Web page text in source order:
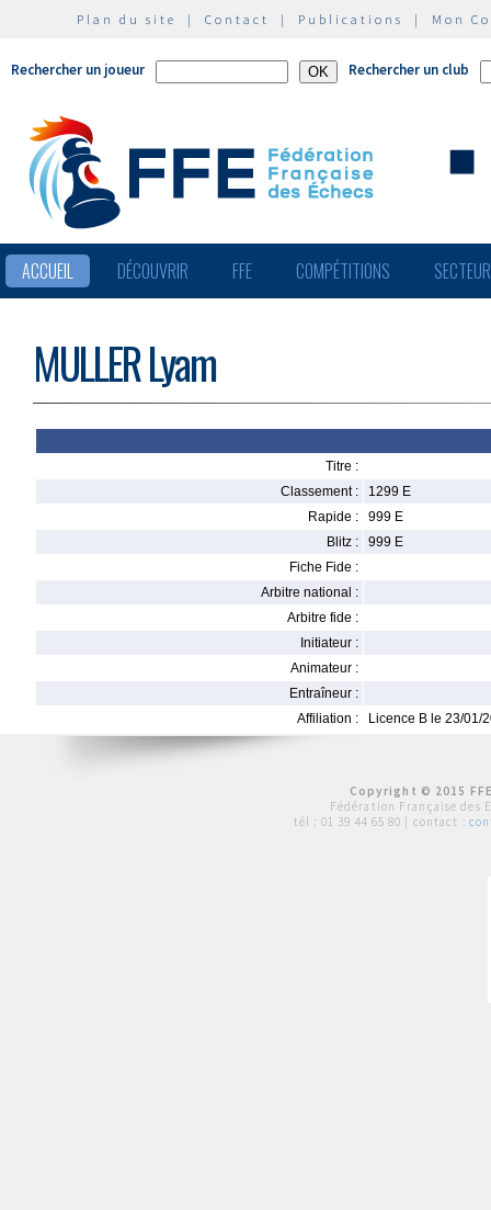
Plan du site | Contact | Publications | Mon
Rechercher un joueur Rechercher un club
ACCUEIL DÉCOUVRIR FFE COMPÉTITIONS
MULLER Lyam
Titre :
Classement :
1299 E
Rapide :
999 E
Blitz :
999 E
Fiche Fide :
Arbitre national :
Arbitre fide :
Initiateur :
Animateur :
Entraîneur :
Affiliation :
Licence B le 23/01/
Copyright © 2015
Fédération Française des
tél : 01 39 44 65 80 | contact :